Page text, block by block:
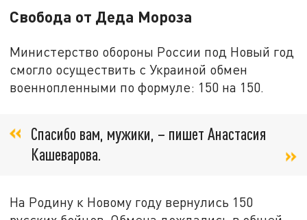
Свобода от Деда Мороза
Министерство обороны России под Новый год
смогло осуществить с Украиной обмен
военнопленными по формуле: 150 на 150.
Спасибо вам, мужики, – пишет Анастасия
Кашеварова.
На Родину к Новому году вернулись 150